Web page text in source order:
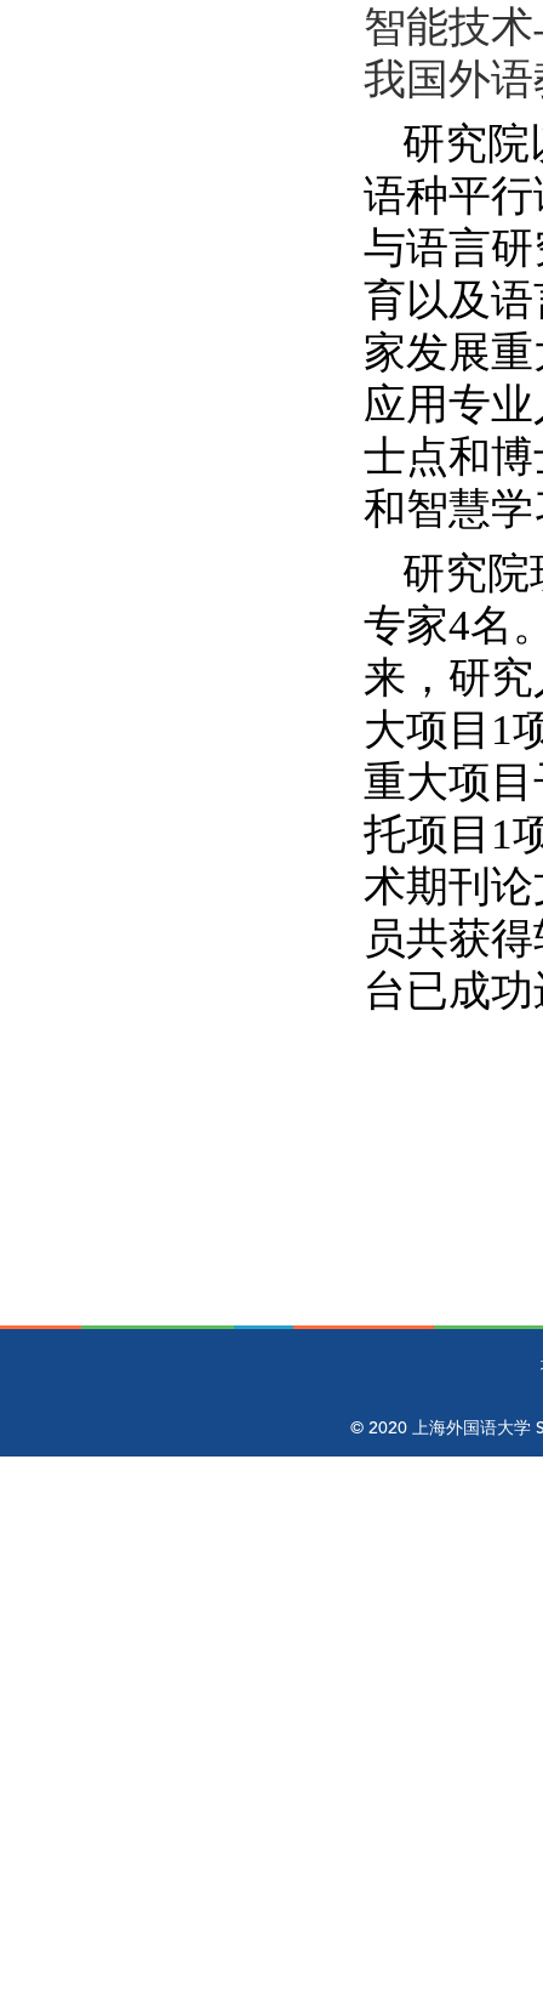
智能技
我国外
研究院
语种平
与语言
育以及
家发展
应用专
士点和
和智慧
研究院
专家4名
来，研
大项目 1
重大项
托项目 1
术期刊论
员共获
台已成
© 2020 上海外国语大学